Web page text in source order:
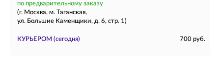
по предварительному заказу
(г. Москва, м. Таганская,
ул. Большие Каменщики, д. 6, стр. 1)
КУРЬЕРОМ (сегодня) 700 руб.